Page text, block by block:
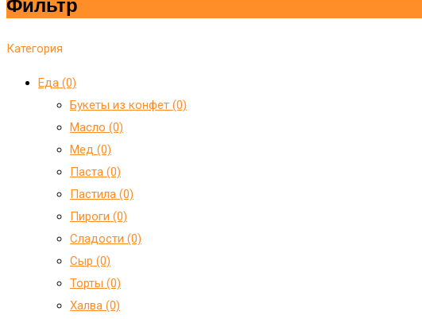
Категория
Еда (0)
Букеты из конфет (0)
Масло (0)
Мед (0)
Паста (0)
Пастила (0)
Пироги (0)
Сладости (0)
Сыр (0)
Торты (0)
Халва (0)